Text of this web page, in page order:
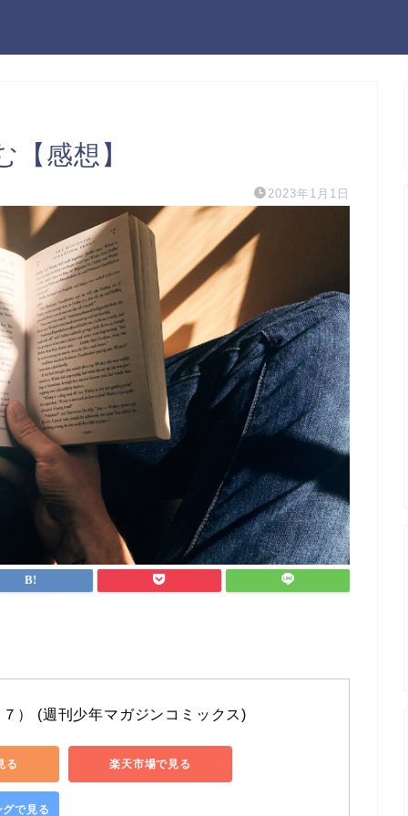
感想】
2023年1月1日
） (週刊少年マガジンコミックス)
る 楽天市場で見る
で見る